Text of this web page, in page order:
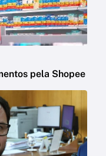
pela Shopee